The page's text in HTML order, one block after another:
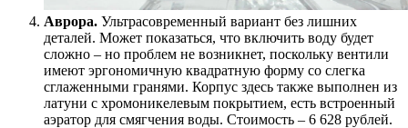
Аврора. Ультрасовременный вариант без лишних
деталей. Может показаться, что включить воду будет
сложно – но проблем не возникнет, поскольку вентили
имеют эргономичную квадратную форму со слегка
сглаженными гранями. Корпус здесь также выполнен из
латуни с хромоникелевым покрытием, есть встроенный
аэратор для смягчения воды. Стоимость – 6 628 рублей.